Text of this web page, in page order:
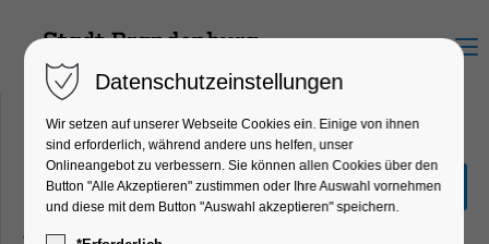
Menu
Familienbande. Früher war
alles besser
Datenschutzeinstellungen
Wir setzen auf unserer Webseite Cookies ein. Einige von ihnen
sind erforderlich, während andere uns helfen, unser
Onlineangebot zu verbessern. Sie können allen Cookies über den
Button "Alle Akzeptieren" zustimmen oder Ihre Auswahl vornehmen
und diese mit dem Button "Auswahl akzeptieren" speichern.